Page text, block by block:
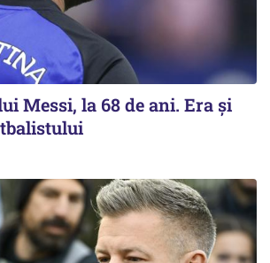
Messi, la 68 de ani. Era și